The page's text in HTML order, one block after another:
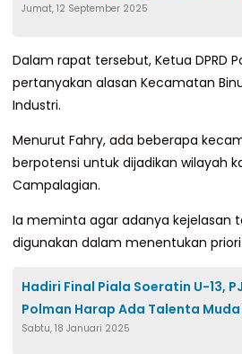
Menebarkan Kebaikan
Jumat, 12 September 2025
Dalam rapat tersebut, Ketua DPRD
pertanyakan alasan Kecamatan
Industri.
Menurut Fahry, ada beberapa
berpotensi untuk dijadikan wilayah
Campalagian.
Ia meminta agar adanya kejelasan
digunakan dalam menentukan
Hadiri Final Piala Soeratin U-13,
Polman Harap Ada Talenta Muda
Wakili Daerah
Sabtu, 18 Januari 2025